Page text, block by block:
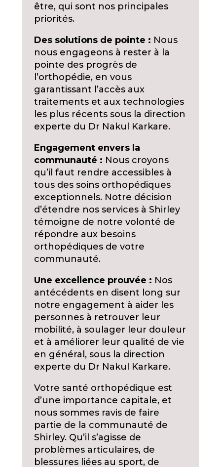
être, qui sont nos principales
priorités.
Des solutions de pointe : Nous
nous engageons à rester à la
pointe des progrès de
l’orthopédie, en vous
garantissant l’accès aux
traitements et aux technologies
les plus récents sous la direction
experte du Dr Nakul Karkare.
Engagement envers la
communauté : Nous croyons
qu’il faut rendre accessibles à
tous des soins orthopédiques
exceptionnels. Notre décision
d’étendre nos services à Shirley
témoigne de notre volonté de
répondre aux besoins
orthopédiques de votre
communauté.
Une excellence prouvée : Nos
antécédents en disent long sur
notre engagement à aider les
personnes à retrouver leur
mobilité, à soulager leur douleur
et à améliorer leur qualité de vie
en général, sous la direction
experte du Dr Nakul Karkare.
Votre santé orthopédique est
d’une importance capitale, et
nous sommes ravis de faire
partie de la communauté de
Shirley. Qu’il s’agisse de
problèmes articulaires, de
blessures liées au sport, de